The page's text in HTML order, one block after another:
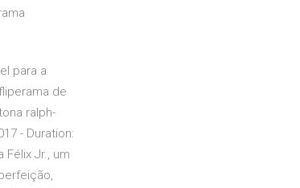
para a
de
ralph-
- Duration:
Félix Jr., um